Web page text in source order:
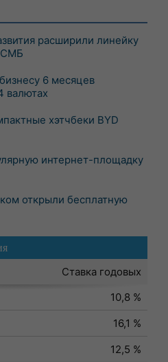
расширили линейку
СМБ
6 месяцев
валютах
хэтчбеки BYD
интернет-площадку
открыли бесплатную
Ставка годовых
10,8 %
16,1 %
12,5 %